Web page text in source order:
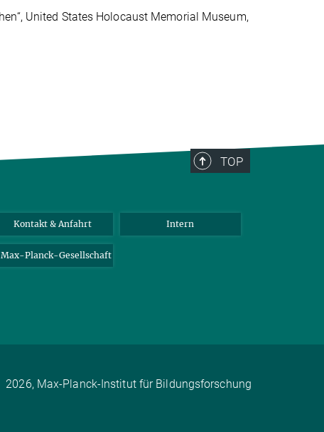
United States Holocaust Memorial Museum,
TOP
Kontakt & Anfahrt Intern
Max-Planck-Gesellschaft
2026, Max-Planck-Institut für Bildungsforschung